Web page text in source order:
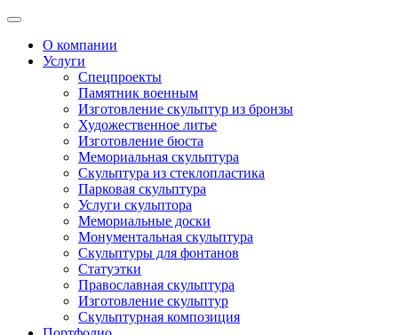
О компании
Услуги
Спецпроекты
Памятник военным
Изготовление скульптур из бронзы
Художественное литье
Изготовление бюста
Мемориальная скульптура
Скульптура из стеклопластика
Парковая скульптура
Услуги скульптора
Мемориальные доски
Монументальная скульптура
Скульптуры для фонтанов
Статуэтки
Православная скульптура
Изготовление скульптур
Скульптурная композиция